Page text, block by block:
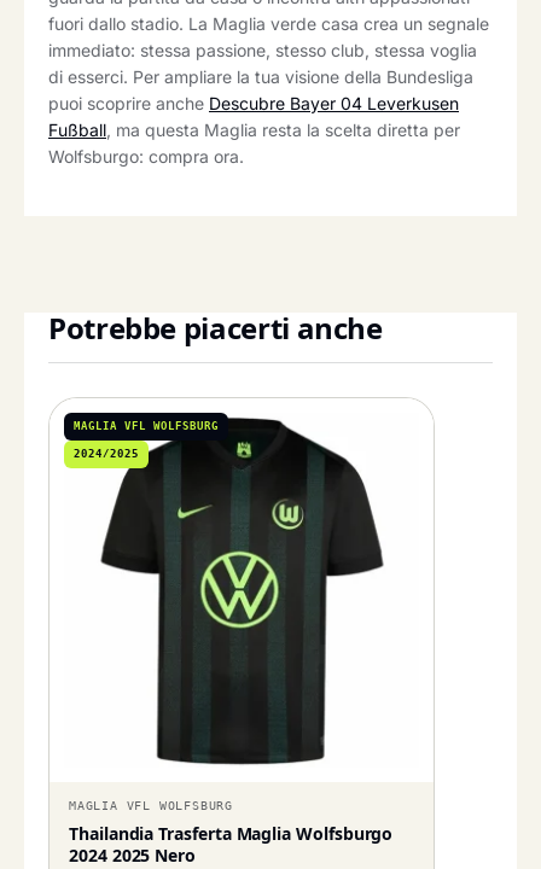
fuori dallo stadio. La Maglia verde casa crea un segnale
immediato: stessa passione, stesso club, stessa voglia
di esserci. Per ampliare la tua visione della Bundesliga
puoi scoprire anche Descubre Bayer 04 Leverkusen
Fußball, ma questa Maglia resta la scelta diretta per
Wolfsburgo: compra ora.
Potrebbe piacerti anche
MAGLIA VFL WOLFSBURG
2024/2025
MAGLIA VFL WOLFSBURG
Thailandia Trasferta Maglia Wolfsburgo
2024 2025 Nero